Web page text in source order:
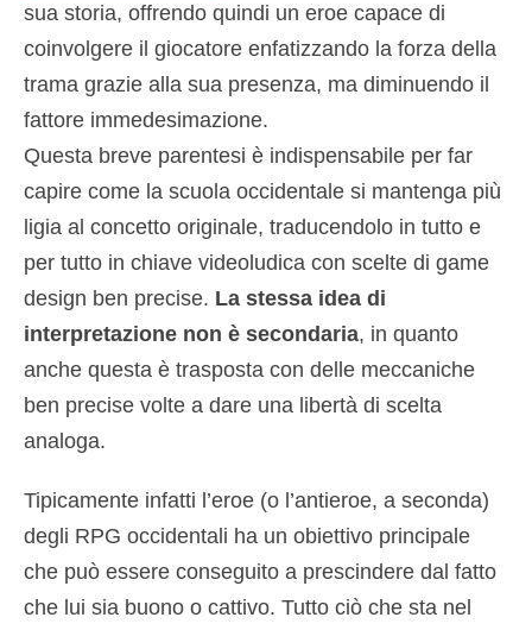
sua storia, offrendo quindi un eroe capace di
coinvolgere il giocatore enfatizzando la forza della
trama grazie alla sua presenza, ma diminuendo il
fattore immedesimazione.
Questa breve parentesi è indispensabile per far
capire come la scuola occidentale si mantenga più
ligia al concetto originale, traducendolo in tutto e
per tutto in chiave videoludica con scelte di game
design ben precise. La stessa idea di
interpretazione non è secondaria, in quanto
anche questa è trasposta con delle meccaniche
ben precise volte a dare una libertà di scelta
analoga.
Tipicamente infatti l’eroe (o l’antieroe, a seconda)
degli RPG occidentali ha un obiettivo principale
che può essere conseguito a prescindere dal fatto
che lui sia buono o cattivo. Tutto ciò che sta nel